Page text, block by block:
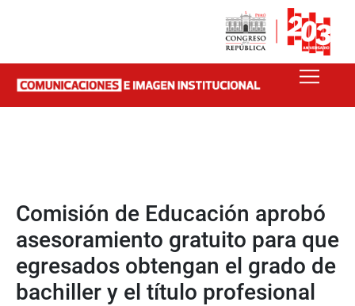
Comisión de Educación aprobó
asesoramiento gratuito para que
egresados obtengan el grado de
bachiller y el título profesional